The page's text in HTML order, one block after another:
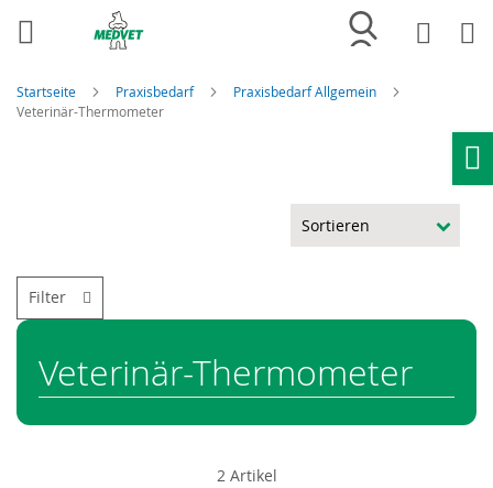
Merkliste
Startseite Praxisbedarf
Praxisbedarf Allgemein
Veterinär-Thermometer
Veterinär-Thermometer
2Artikel
Filter